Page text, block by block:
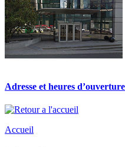
Adresse et heures
Accueil